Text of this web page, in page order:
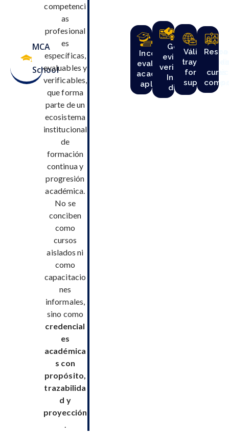
MCA
School
competenci
as
profesional
es
específicas,
evaluables y
verificables,
que forma
parte de un
ecosistema
institucional
de
formación
continua y
progresión
académica.
No se
conciben
como
cursos
aislados ni
como
capacitacio
nes
informales,
sino como
credencial
es
académica
s con
propósito,
trazabilida
d y
proyección
.
Incorpora
evaluación
académica
aplicada.
Genera
evidencia
verificable.
Insignia
digital.
Válido para
trayectorias
formativas
superiores.